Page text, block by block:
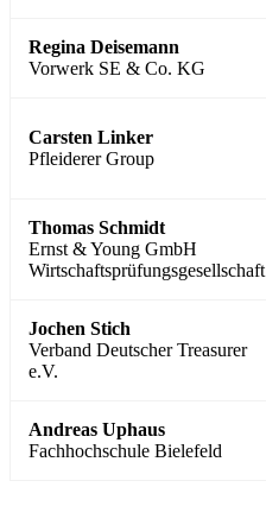
Regina Deisemann
Vorwerk SE & Co. KG
Carsten Linker
Pfleiderer Group
Thomas Schmidt
Ernst & Young GmbH
Wirtschaftsprüfungsgesellschaft
Jochen Stich
Verband Deutscher Treasurer
e.V.
Andreas Uphaus
Fachhochschule Bielefeld